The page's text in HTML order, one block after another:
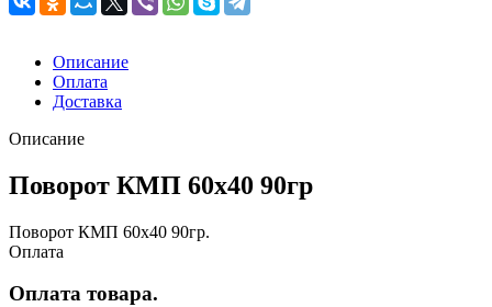
Описание
Оплата
Доставка
Описание
Поворот КМП 60х40 90гр
Поворот КМП 60х40 90гр.
Оплата
Оплата товара.